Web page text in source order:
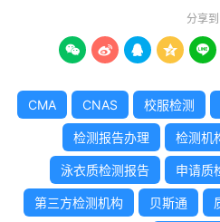
分享到
    
CMA CNAS 校服检测
检测报告办理 检测机
泳衣质检测报告 申请质
第三方检测机构 贝斯通